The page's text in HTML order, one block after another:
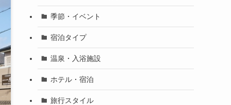
季節・イベント
宿泊タイプ
温泉・入浴施設
ホテル・宿泊
旅行スタイル